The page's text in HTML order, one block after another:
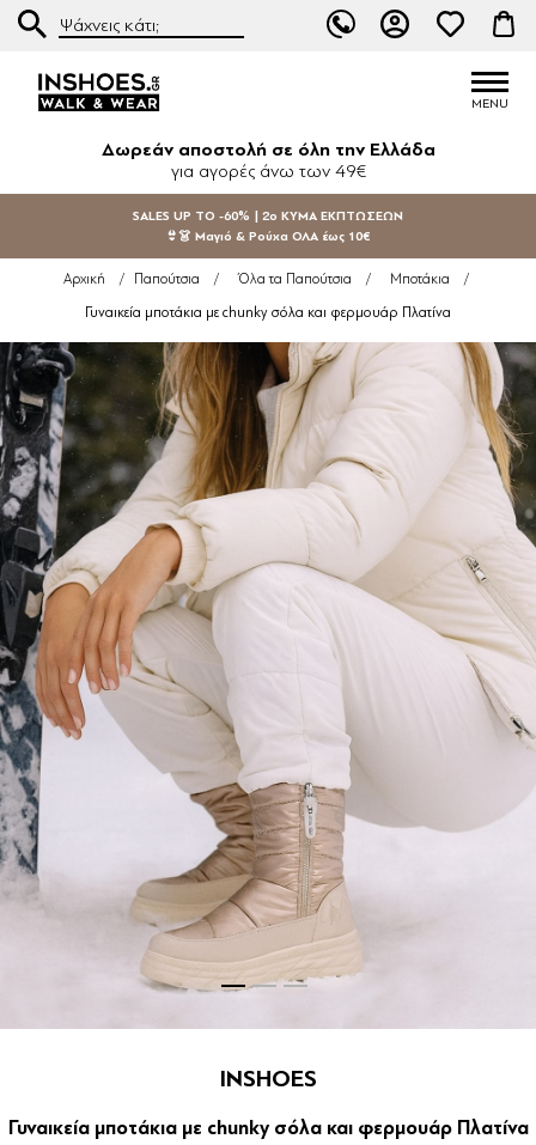
Δωρεάν αποστολή σε όλη την Ελλάδα
για αγορές άνω των 49€
SALES UP TO -60% | 2ο ΚΥΜΑ ΕΚΠΤΩΣΕΩΝ
👙👗 Μαγιό & Ρούχα ΟΛΑ έως 10€
Αρχική / Παπούτσια / Όλα τα Παπούτσια / Μποτάκια /
Γυναικεία μποτάκια με chunky σόλα και φερμουάρ Πλατίνα
INSHOES
Γυναικεία μποτάκια με chunky σόλα και φερμουάρ Πλατίνα